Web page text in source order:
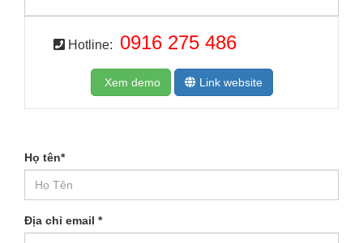
Hotline: 0916 275 486
Xem demo Link website
Họ tên*
Địa chỉ email *